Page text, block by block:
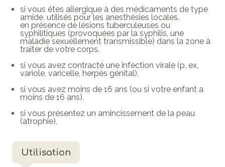
si vous êtes allergique à des médicaments de type
amide, utilisés pour les anesthésies locales.
en présence de lésions tuberculeuses ou
syphilitiques (provoquées par la syphilis, une
maladie sexuellement transmissible) dans la zone à
traiter de votre corps.
si vous avez contracté une infection virale (p. ex.
variole, varicelle, herpès génital).
si vous avez moins de 16 ans (ou si votre enfant a
moins de 16 ans).
si vous présentez un amincissement de la peau
(atrophie).
Utilisation